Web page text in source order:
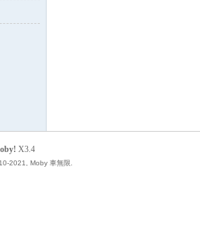
X3.4
2021, Moby 車無限.